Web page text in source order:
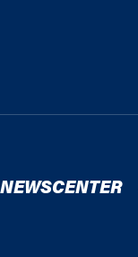
NEWSCENTER